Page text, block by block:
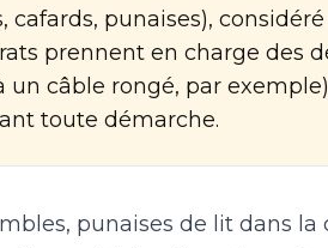
cafards, punaises),
prennent en charge des
un câble rongé, par
toute démarche.
punaises de lit dans